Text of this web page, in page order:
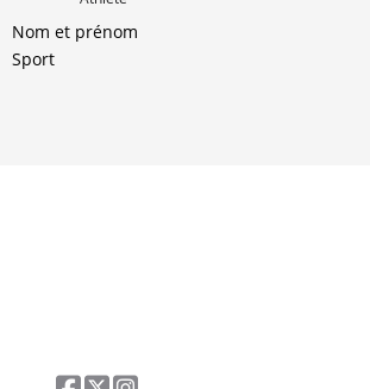
Nom et prénom
Sport